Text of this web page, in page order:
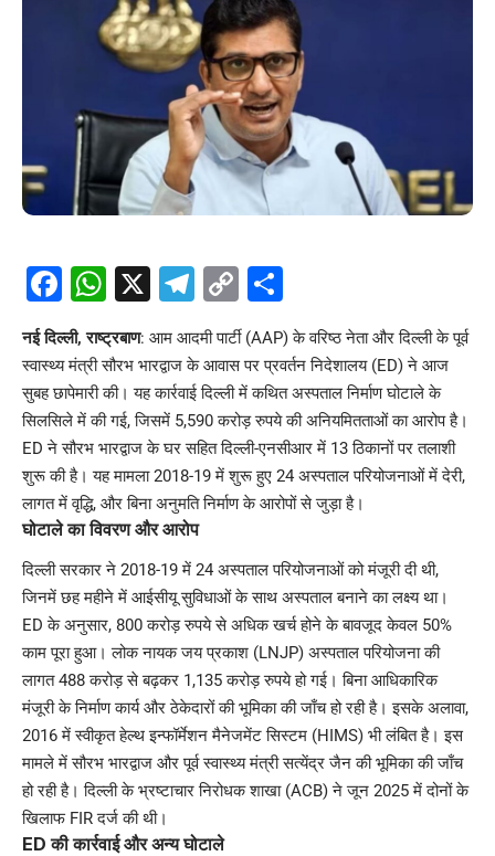
Facebook
WhatsApp
X Telegram
Copy
Link
नई दिल्ली, राष्ट्रबाण: आम आदमी पार्टी (AAP) के वरिष्ठ नेता और दिल्ली के पूर्व
स्वास्थ्य मंत्री सौरभ भारद्वाज के आवास पर प्रवर्तन निदेशालय (ED) ने आज
सुबह छापेमारी की। यह कार्रवाई दिल्ली में कथित अस्पताल निर्माण घोटाले के
सिलसिले में की गई, जिसमें 5,590 करोड़ रुपये की अनियमितताओं का आरोप है।
ED ने सौरभ भारद्वाज के घर सहित दिल्ली-एनसीआर में 13 ठिकानों पर तलाशी
शुरू की है। यह मामला 2018-19 में शुरू हुए 24 अस्पताल परियोजनाओं में देरी,
लागत में वृद्धि, और बिना अनुमति निर्माण के आरोपों से जुड़ा है।
घोटाले का विवरण और आरोप
दिल्ली सरकार ने 2018-19 में 24 अस्पताल परियोजनाओं को मंजूरी दी थी,
जिनमें छह महीने में आईसीयू सुविधाओं के साथ अस्पताल बनाने का लक्ष्य था।
ED के अनुसार, 800 करोड़ रुपये से अधिक खर्च होने के बावजूद केवल 50%
काम पूरा हुआ। लोक नायक जय प्रकाश (LNJP) अस्पताल परियोजना की
लागत 488 करोड़ से बढ़कर 1,135 करोड़ रुपये हो गई। बिना आधिकारिक
मंजूरी के निर्माण कार्य और ठेकेदारों की भूमिका की जाँच हो रही है। इसके अलावा,
2016 में स्वीकृत हेल्थ इन्फॉर्मेशन मैनेजमेंट सिस्टम (HIMS) भी लंबित है। इस
मामले में सौरभ भारद्वाज और पूर्व स्वास्थ्य मंत्री सत्येंद्र जैन की भूमिका की जाँच
हो रही है। दिल्ली के भ्रष्टाचार निरोधक शाखा (ACB) ने जून 2025 में दोनों के
खिलाफ FIR दर्ज की थी।
ED की कार्रवाई और अन्य घोटाले